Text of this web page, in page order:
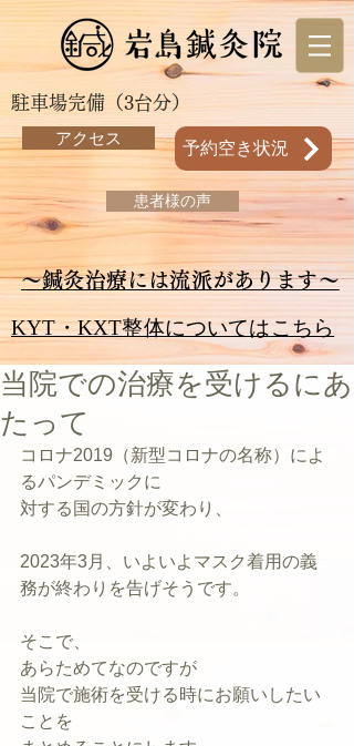
駐車場完備（3台分）
アクセス
予約空き状況
患者様の声
～鍼灸治療には流派があります～
KYT・KXT整体についてはこちら
当院での治療を受けるにあ
たって
コロナ2019（新型コロナの名称）によ
るパンデミックに
対する国の方針が変わり、
2023年3月、いよいよマスク着用の義
務が終わりを告げそうです。
そこで、
あらためてなのですが
当院で施術を受ける時にお願いしたい
ことを